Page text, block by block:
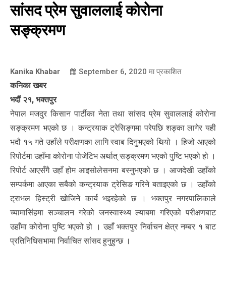
सांसद प्रेम सुवाललाई कोरोना
सङ्क्रमण
Kanika Khabar September 6, 2020 मा प्रकाशित
कनिका खबर
भदौं २१, भक्तपुर
नेपाल मजदुर किसान पार्टीका नेता तथा सांसद प्रेम सुवाललाई कोरोना
सङ्क्रमण भएको छ । कन्ट्रयाक ट्रेसिङ्गमा परेपछि शङ्का लागेर यही
भदौ १५ गते उहाँले परीक्षणका लागि स्वाब दिनुभएको थियो । हिजो आएको
रिपोर्टमा उहाँमा कोरोना पोजेटिभ अर्थात् सङ्क्रमण भएको पुष्टि भएको हो ।
रिपोर्ट आएसँगै उहाँ होम आइसोलेसनमा बस्नुभएको छ । आजदेखी उहाँको
सम्पर्कमा आएका सबैको कन्ट्रयाक ट्रेसिङ गरिने बताइएको छ । उहाँको
ट्राभल हिस्ट्री खोजिने कार्य भइरहेको छ । भक्तपुर नगरपालिकाले
च्यामासिंहमा सञ्चालन गरेको जनस्वास्थ्य ल्याबमा गरिएको परीक्षणबाट
उहाँमा कोरोना पुष्टि भएको हो । उहाँ भक्तपुर निर्वाचन क्षेत्र नम्बर १ बाट
प्रतिनिधिसभामा निर्वाचित सांसद हुनुहुन्छ ।